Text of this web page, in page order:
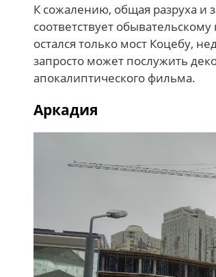
К сожалению, общая разруха и
соответствует
остался только мост Коцебу,
запросто может послужить
апокалиптического фильма.
Аркадия